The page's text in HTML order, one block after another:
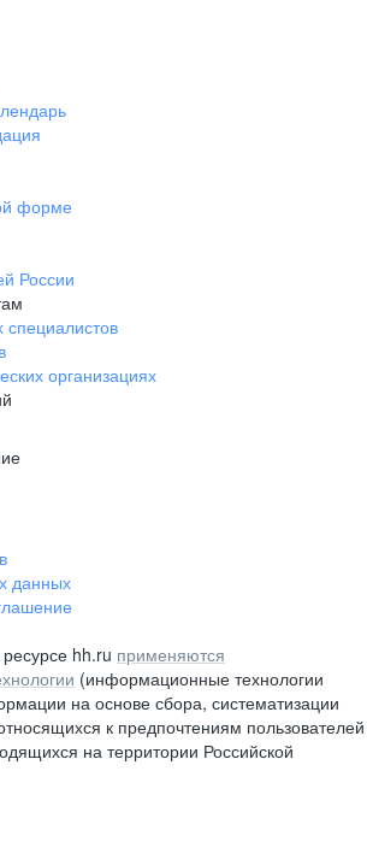
офис 3.4
д. 35,
57,
45-1
Алатау,
форме
России
организациях
данных
hh.ru применяются
(информационные технологии
на основе сбора, систематизации
к предпочтениям пользователей
на территории Российской